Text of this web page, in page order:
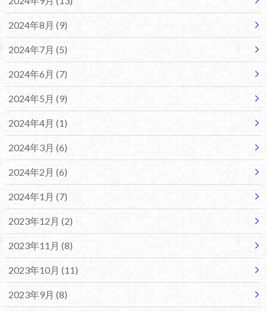
2024年8月 (9)
2024年7月 (5)
2024年6月 (7)
2024年5月 (9)
2024年4月 (1)
2024年3月 (6)
2024年2月 (6)
2024年1月 (7)
2023年12月 (2)
2023年11月 (8)
2023年10月 (11)
2023年9月 (8)